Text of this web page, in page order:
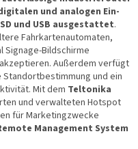
und analogen Ein-
und USB ausgestattet.
Fahrkartenautomaten,
Signage-Bildschirme
Außerdem verfügt
Standortbestimmung und ein
Mit dem Teltonika
und verwalteten Hotspot
für Marketingzwecke
Management System